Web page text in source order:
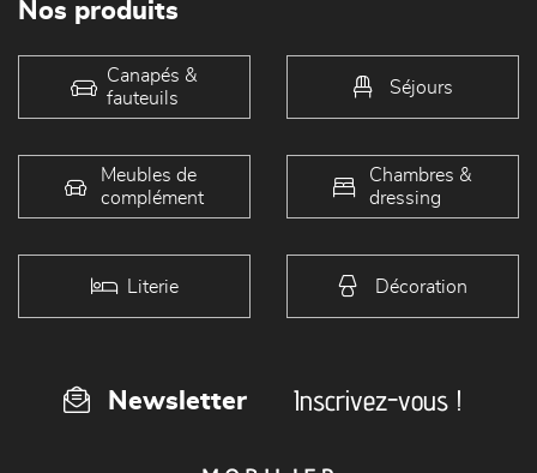
Nos produits
Canapés &
fauteuils
Séjours
Meubles de
complément
Chambres &
dressing
Literie Décoration
Newsletter Inscrivez-vous !